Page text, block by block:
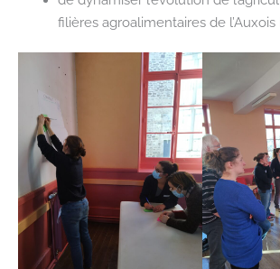
filières agroalimentaires de l’Auxois